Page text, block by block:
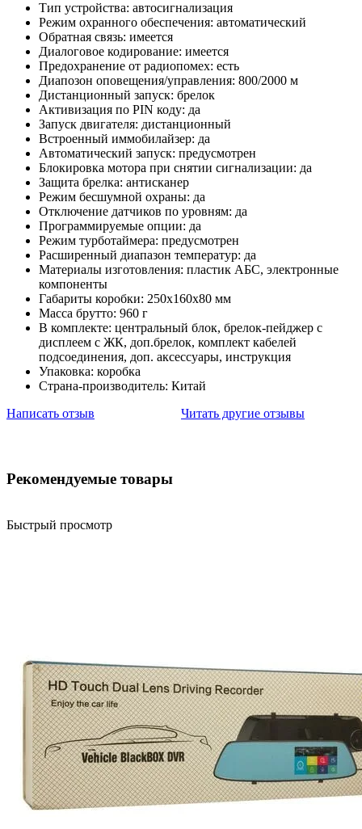
Тип устройства: автосигнализация
Режим охранного обеспечения: автоматический
Обратная связь: имеется
Диалоговое кодирование: имеется
Предохранение от радиопомех: есть
Диапозон оповещения/управления: 800/2000 м
Дистанционный запуск: брелок
Активизация по PIN коду: да
Запуск двигателя: дистанционный
Встроенный иммобилайзер: да
Автоматический запуск: предусмотрен
Блокировка мотора при снятии сигнализации: да
Защита брелка: антисканер
Режим бесшумной охраны: да
Отключение датчиков по уровням: да
Программируемые опции: да
Режим турботаймера: предусмотрен
Расширенный диапазон температур: да
Материалы изготовления: пластик АБС, электронные
компоненты
Габариты коробки: 250х160х80 мм
Масса брутто: 960 г
В комплекте: центральный блок, брелок-пейджер с
дисплеем с ЖК, доп.брелок, комплект кабелей
подсоединения, доп. аксессуары, инструкция
Упаковка: коробка
Страна-производитель: Китай
Написать отзыв
Читать другие отзывы
Рекомендуемые товары
Быстрый просмотр